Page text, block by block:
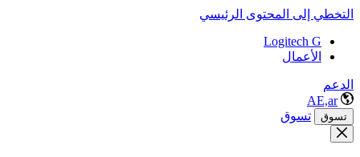
التخطي إلى المحتوى الرئيسي
Logitech G
الأعمال
الدعم
AE,ar
تسوق تسوق